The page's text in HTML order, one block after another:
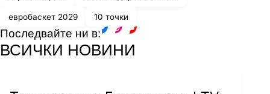
евробаскет 2029 10 точки
Последвайте ни в:
ВСИЧКИ НОВИНИ